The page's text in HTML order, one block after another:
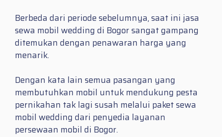
Berbeda dari periode sebelumnya, saat ini jasa
sewa mobil wedding di Bogor sangat gampang
ditemukan dengan penawaran harga yang
menarik.
Dengan kata lain semua pasangan yang
membutuhkan mobil untuk mendukung pesta
pernikahan tak lagi susah melalui paket sewa
mobil wedding dari penyedia layanan
persewaan mobil di Bogor.